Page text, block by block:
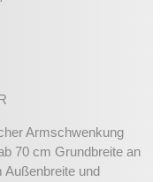
Armschwenkung
70 cm Grundbreite an
Außenbreite und